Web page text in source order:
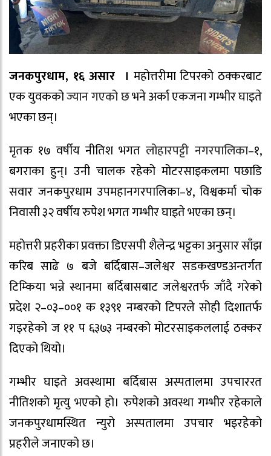
जनकपुरधाम, १६ असार । महोत्तरीमा टिपरको ठक्करबाट
एक युवककोज्यान गएको छभने अर्का एकजना गम्भीर घाइते
भएका छन्।
मृतक १७ वर्षीय नीतिश भगत लोहारपट्टी नगरपालिका–१,
बगराका हुन्। उनी चालक रहेको मोटरसाइकलमा पछाडि
सवार जनकपुरधाम उपमहानगरपालिका–४, विश्वकर्मा चोक
निवासी ३२ वर्षीय रुपेश भगत गम्भीर घाइते भएका छन्।
महोत्तरी प्रहरीका प्रवक्ता डिएसपी शैलेन्द्र भट्टका अनुसार साँझ
करिब साढे ७ बजे बर्दिबास–जलेश्वर सडकखण्डअन्तर्गत
टिम्किया भन्ने स्थानमा बर्दिबासबाट जलेश्वरतर्फ जाँदै गरेको
प्रदेश २–०३–००१ क १३९१ नम्बरको टिपरले सोही दिशातर्फ
गइरहेको ज ११ प ६३७३ नम्बरको मोटरसाइकललाई ठक्कर
दिएको थियो।
गम्भीर घाइते अवस्थामा बर्दिबास अस्पतालमा उपचाररत
नीतिशको मृत्यु भएको हो। रुपेशको अवस्था गम्भीर रहेकाले
जनकपुरधामस्थित न्युरो अस्पतालमा उपचार भइरहेको
प्रहरीले जनाएको छ।